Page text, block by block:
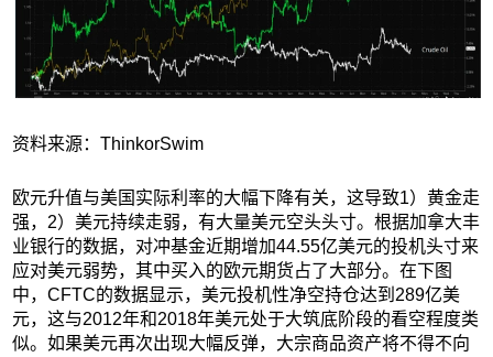
资料来源：ThinkorSwim
欧元升值与美国实际利率的大幅下降有关，这导致1）黄金走
强，2）美元持续走弱，有大量美元空头头寸。根据加拿大丰
业银行的数据，对冲基金近期增加44.55亿美元的投机头寸来
应对美元弱势，其中买入的欧元期货占了大部分。在下图
中，CFTC的数据显示，美元投机性净空持仓达到289亿美
元，这与2012年和2018年美元处于大筑底阶段的看空程度类
似。如果美元再次出现大幅反弹，大宗商品资产将不得不向